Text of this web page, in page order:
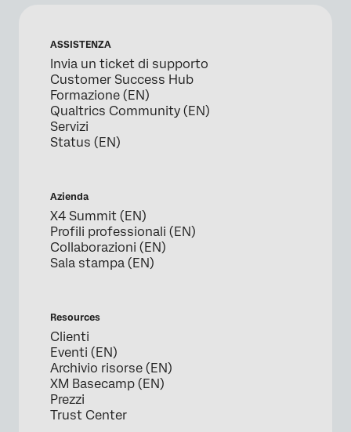
ASSISTENZA
Invia un ticket di supporto
Customer Success Hub
Formazione (EN)
Qualtrics Community (EN)
Servizi
Status (EN)
Azienda
X4 Summit (EN)
Profili professionali (EN)
Collaborazioni (EN)
Sala stampa (EN)
Resources
Clienti
Eventi (EN)
Archivio risorse (EN)
XM Basecamp (EN)
Prezzi
Trust Center